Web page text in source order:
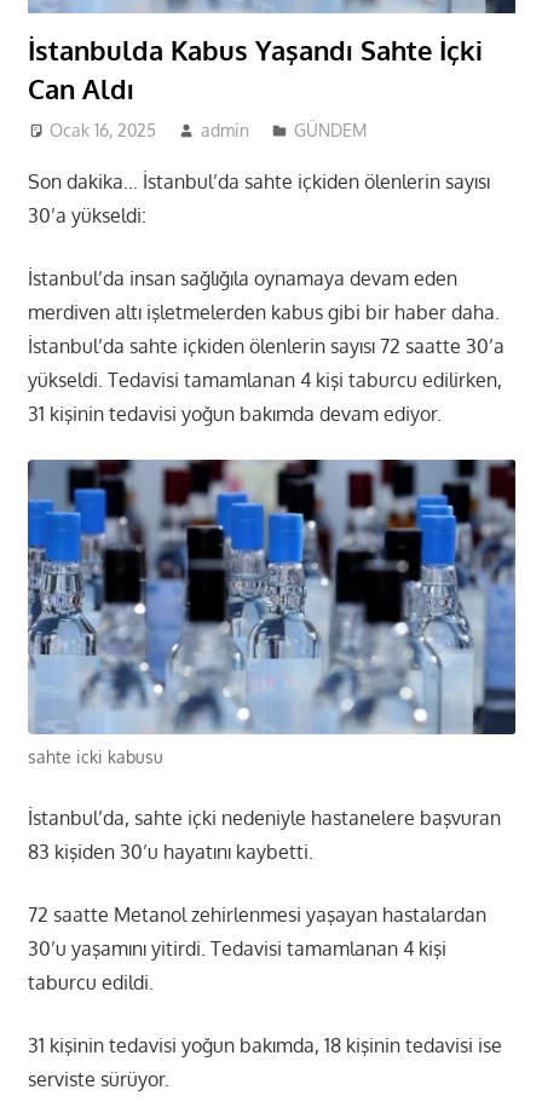
İstanbulda Kabus Yaşandı Sahte İçki
Can Aldı
Ocak 16, 2025 admin GÜNDEM
Son dakika… İstanbul’da sahte içkiden ölenlerin sayısı
30’a yükseldi:
İstanbul’da insan sağlığıla oynamaya devam eden
merdiven altı işletmelerden kabus gibi bir haber daha.
İstanbul’da sahte içkiden ölenlerin sayısı 72 saatte 30’a
yükseldi. Tedavisi tamamlanan 4 kişi taburcu edilirken,
31 kişinin tedavisi yoğun bakımda devam ediyor.
sahte icki kabusu
İstanbul’da, sahte içki nedeniyle hastanelere başvuran
83 kişiden 30’u hayatını kaybetti.
72 saatte Metanol zehirlenmesi yaşayan hastalardan
30’u yaşamını yitirdi. Tedavisi tamamlanan 4 kişi
taburcu edildi.
31 kişinin tedavisi yoğun bakımda, 18 kişinin tedavisi ise
serviste sürüyor.